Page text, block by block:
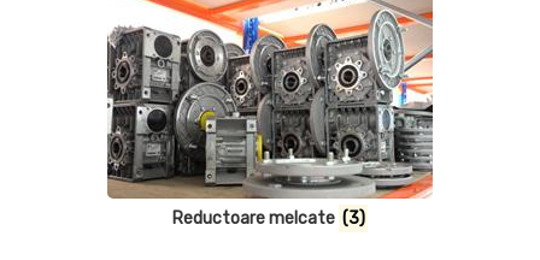
Reductoare melcate (3)